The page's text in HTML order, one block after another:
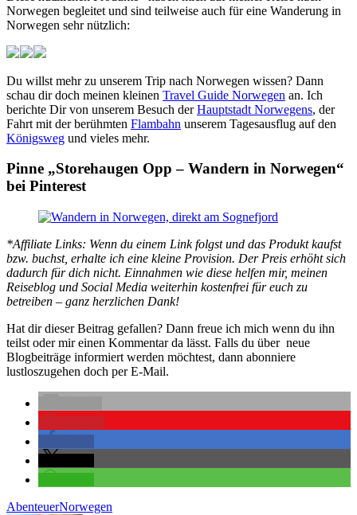
Norwegen begleitet und sind teilweise auch für eine Wanderung in
Norwegen sehr nützlich:
Du willst mehr zu unserem Trip nach Norwegen wissen? Dann
schau dir doch meinen kleinen Travel Guide Norwegen an. Ich
berichte Dir von unserem Besuch derHauptstadt Norwegens, der
Fahrt mit der berühmten Flambahn unserem Tagesausflug auf den
Königsweg und vieles mehr.
Pinne „Storehaugen Opp – Wandern in Norwegen“
bei Pinterest
*Affiliate Links: Wenn du einem Link folgst und das Produkt kaufst
bzw. buchst, erhalte ich eine kleine Provision. Der Preis erhöht sich
dadurch für dich nicht. Einnahmen wie diese helfen mir, meinen
Reiseblog und Social Media weiterhin kostenfrei für euch zu
betreiben – ganz herzlichen Dank!
Hat dir dieser Beitrag gefallen? Dann freue ich mich wenn du ihn
teilst oder mir einen Kommentar da lässt. Falls du über neue
Blogbeiträge informiert werden möchtest, dann abonniere
lustloszugehen doch per E-Mail.
AbenteuerNorwegen